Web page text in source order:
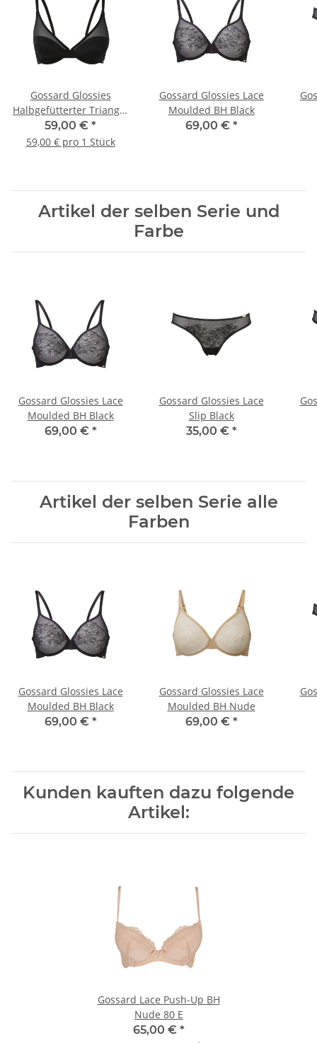
Gossard Glossies
Halbgefütterter Triangel
BH Black
59,00 € *
59,00 € pro 1 Stück
Gossard Glossies Lace
Moulded BH Black
69,00 € *
Artikel der selben Serie und
Farbe
Gossard Glossies Lace
Moulded BH Black
69,00 € *
Gossard Glossies Lace
Slip Black
35,00 € *
Artikel der selben Serie alle
Farben
Gossard Glossies Lace
Moulded BH Black
69,00 € *
Gossard Glossies Lace
Moulded BH Nude
69,00 € *
Kunden kauften dazu folgende
Artikel:
Gossard Lace Push-Up BH
Nude 80 E
65,00 € *